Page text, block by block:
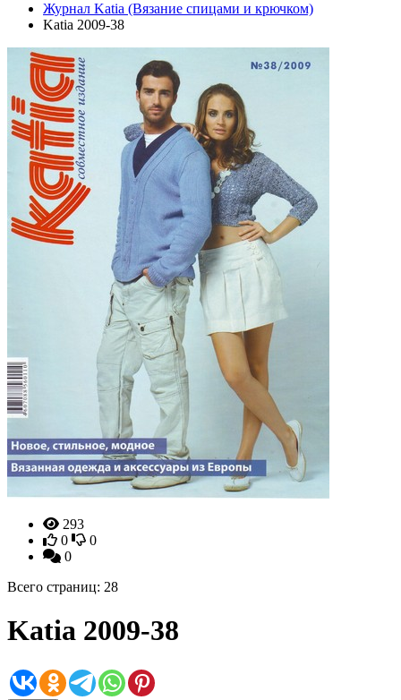
Журнал Katia (Вязание спицами и крючком)
Katia 2009-38
293
0
0
0
Всего страниц: 28
Katia 2009-38